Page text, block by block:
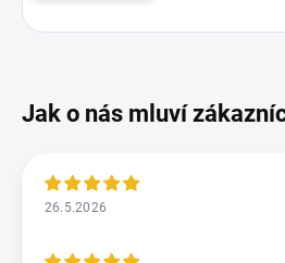
26.5.2026